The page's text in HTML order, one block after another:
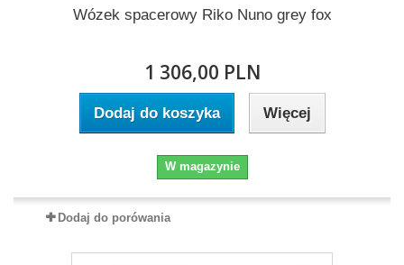
Wózek spacerowy Riko Nuno grey fox
1 306,00 PLN
Dodaj do koszyka Więcej
W magazynie
Dodaj do porówania